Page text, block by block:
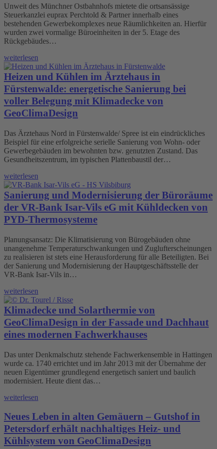
Unweit des Münchner Ostbahnhofs mietete die ortsansässige
Steuerkanzlei euprax Perchtold & Partner innerhalb eines
bestehenden Gewerbekomplexes neue Räumlichkeiten an. Hierfür
wurden zwei vormalige Büroeinheiten in der 5. Etage des
Rückgebäudes…
weiterlesen
Heizen und Kühlen im Ärztehaus in
Fürstenwalde: energetische Sanierung bei
voller Belegung mit Klimadecke von
GeoClimaDesign
Das Ärztehaus Nord in Fürstenwalde/ Spree ist ein eindrückliches
Beispiel für eine erfolgreiche serielle Sanierung von Wohn- oder
Gewerbegebäuden im bewohnten bzw. genutzten Zustand. Das
Gesundheitszentrum, im typischen Plattenbaustil der…
weiterlesen
Sanierung und Modernisierung der Büroräume
der VR-Bank Isar-Vils eG mit Kühldecken von
PYD-Thermosysteme
Planungsansatz: Die Klimatisierung von Bürogebäuden ohne
unangenehme Temperaturschwankungen und Zuglufterscheinungen
zu realisieren ist stets eine Herausforderung für alle Beteiligten. Bei
der Sanierung und Modernisierung der Hauptgeschäftsstelle der
VR-Bank Isar-Vils in…
weiterlesen
Klimadecke und Solarthermie von
GeoClimaDesign in der Fassade und Dachhaut
eines modernen Fachwerkhauses
Das unter Denkmalschutz stehende Fachwerkensemble in Hattingen
wurde ca. 1740 errichtet und im Jahr 2013 mit der Übernahme der
neuen Eigentümer grundlegend energetisch saniert und baulich
modernisiert. Heute dient das…
weiterlesen
Neues Leben in alten Gemäuern – Gutshof in
Petersdorf erhält nachhaltiges Heiz- und
Kühlsystem von GeoClimaDesign